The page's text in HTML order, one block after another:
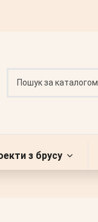
з брусу